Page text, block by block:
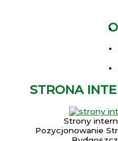
STRONA
Strony
Pozycjonowanie